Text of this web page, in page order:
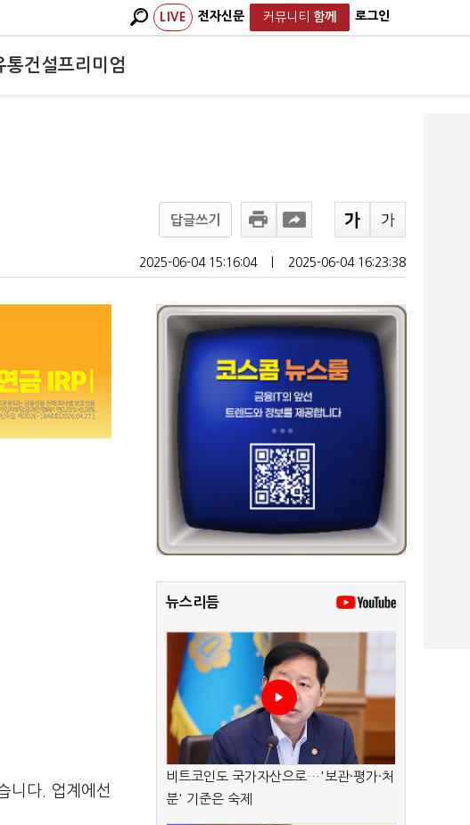
LIVE 전자신문 커뮤니티 함께 로그인
통건설프리미엄
답글쓰기
2025-06-04 15:16:04 2025-06-04 16:23:38
니다. 업계에선
뉴스리듬
비트코인도 국가자산으로…'보관·평가·처
분' 기준은 숙제